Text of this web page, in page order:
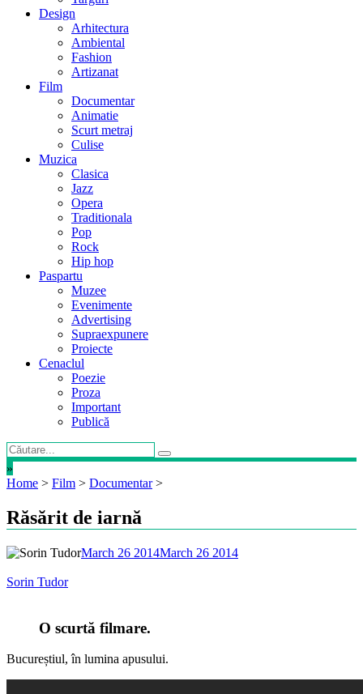
Design
Arhitectura
Ambiental
Fashion
Artizanat
Film
Documentar
Animatie
Scurt metraj
Culise
Muzica
Clasica
Jazz
Opera
Traditionala
Pop
Rock
Hip hop
Paspartu
Muzee
Evenimente
Advertising
Supraexpunere
Proiecte
Cenaclul
Poezie
Proza
Important
Publică
»
Home > Film > Documentar >
Răsărit de iarnă
March 26 2014March 26 2014
Sorin Tudor
O scurtă filmare.
Bucureștiul, în lumina apusului.